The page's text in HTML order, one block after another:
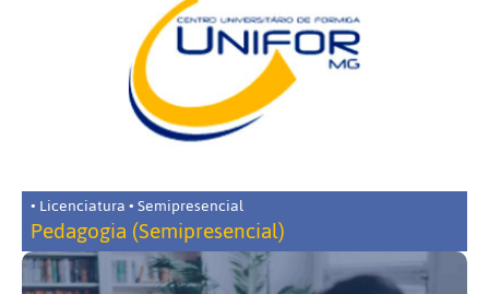
• Licenciatura • Semipresencial
Pedagogia (Semipresencial)